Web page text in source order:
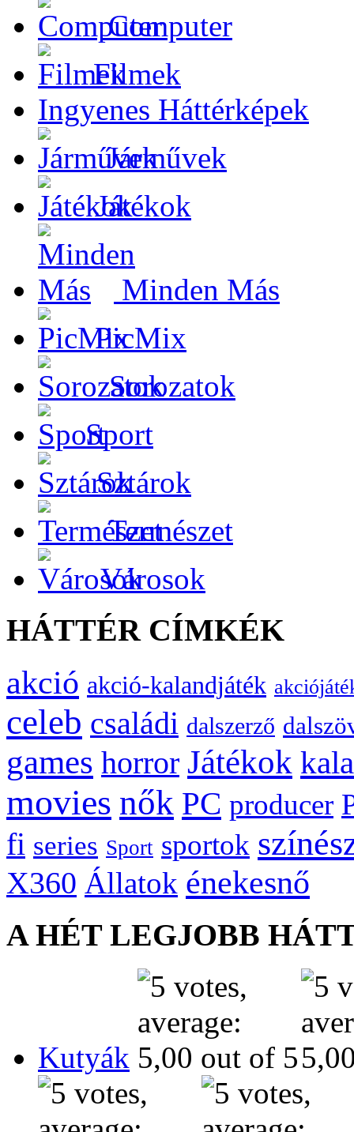
Computer
Filmek
Ingyenes Háttérképek
Járművek
Játékok
Minden Más
PicMix
Sorozatok
Sport
Sztárok
Természet
Városok
HÁTTÉR CÍMKÉK
akció akció-kalandjáték
celeb családi dalszerző
games horror Játékok
movies nők PC producer
fi series Sport sportok
X360 Állatok énekesnő
A HÉT LEGJOBB
Kutyák